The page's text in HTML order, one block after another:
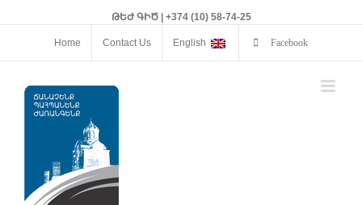
ԹԵԺ ԳԻԾ | +374 (10) 58-74-25
Home Contact Us English Facebook